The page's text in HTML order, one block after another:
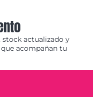
stock actualizado y
acompañan tu